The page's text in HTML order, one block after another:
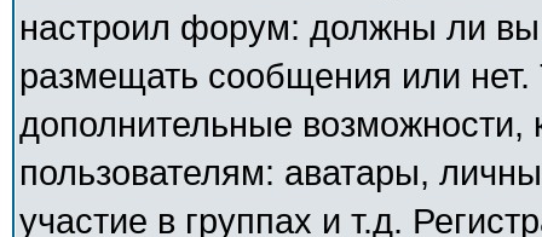
настроил форум: должны ли вы
размещать сообщения или
дополнительные
пользователям: аватары,
участие в группах и т.д.